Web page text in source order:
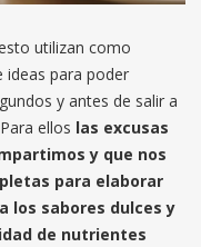
utilizan como
ideas para poder
y antes de salir a
ellos las excusas
y que nos
para elaborar
los sabores dulces y
de nutrientes